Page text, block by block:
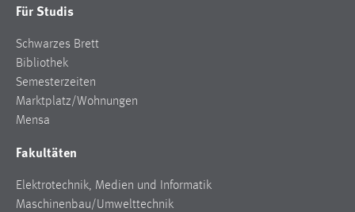
Für Studis
Schwarzes Brett
Bibliothek
Semesterzeiten
Marktplatz/Wohnungen
Mensa
Fakultäten
Elektrotechnik, Medien und Informatik
Maschinenbau/Umwelttechnik